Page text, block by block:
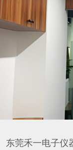
东莞禾一电子仪